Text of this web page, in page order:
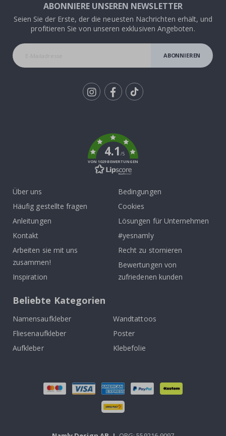
ABONNIERE UNSEREN NEWSLETTER
Seien Sie der Erste, der die neuesten Nachrichten erhält, und
profitieren Sie von unseren exklusiven Angeboten.
ABONNIEREN
4.1/5
VON 1029 BEWERTUNGEN
Über uns
Häufig gestellte fragen
Anleitungen
Kontakt
Arbeiten sie mit uns
zusammen!
Inspiration
Bedingungen
Cookies
Lösungen für Unternehmen
#yesnamly
Recht zu stornieren
Bewertungen von
zufriedenen kunden
Beliebte Kategorien
Namensaufkleber
Wandtattoos
Fliesenaufkleber
Poster
Aufkleber
Klebefolie